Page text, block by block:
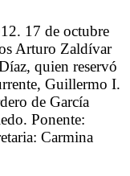
17 de octubre
Arturo Zaldívar
quien reservó
Guillermo I.
de García
Ponente:
Carmina